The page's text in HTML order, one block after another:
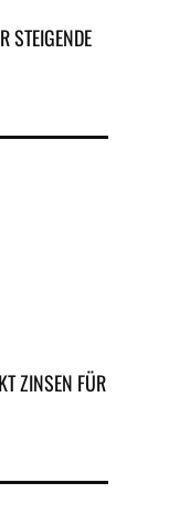
STEIGENDE
ZINSEN FÜR